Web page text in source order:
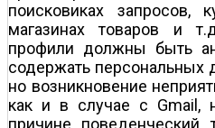
поисковиках запросов,
магазинах товаров и
профили должны быть
содержать персональных
но возникновение
как и в случае с Gmail,
причине поведенческий